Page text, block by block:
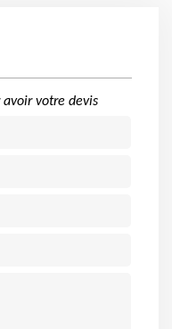
votre devis